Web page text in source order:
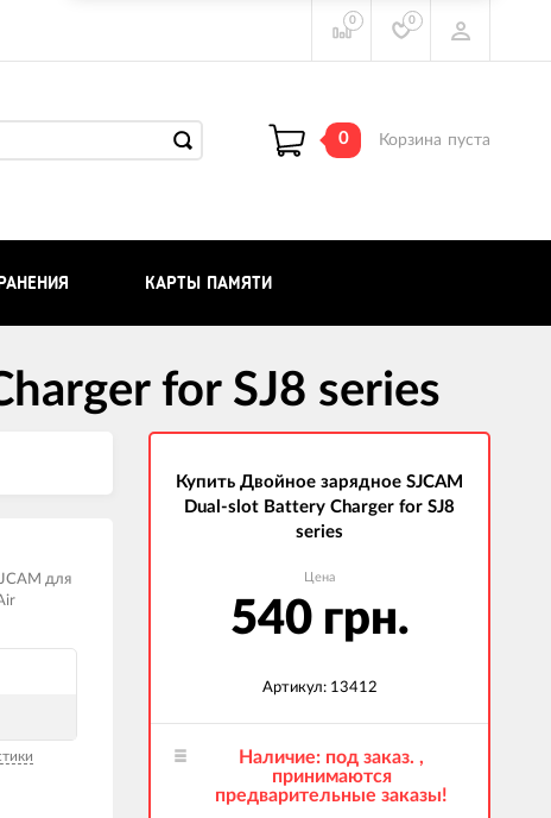
0 0
0 Корзина пуста
КАРТЫ ПАМЯТИ
for SJ8 series
для
Купить Двойное зарядное SJCAM
Dual-slot Battery Charger for SJ8
series
Цена
540 грн.
Артикул: 13412
Наличие: под заказ. ,
принимаются
предварительные заказы!